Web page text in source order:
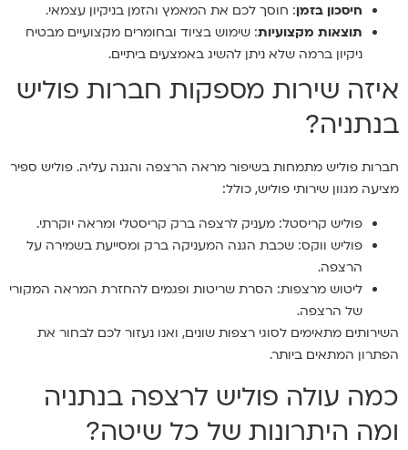
חיסכון בזמן: חוסך לכם את המאמץ והזמן בניקיון עצמאי.
תוצאות מקצועיות: שימוש בציוד ובחומרים מקצועיים מבטיח
ניקיון ברמה שלא ניתן להשיג באמצעים ביתיים.
איזה שירות מספקות חברות פוליש
בנתניה?
חברות פוליש מתמחות בשיפור מראה הרצפה והגנה עליה. פוליש ספיר
מציעה מגוון שירותי פוליש, כולל:
פוליש קריסטל: מעניק לרצפה ברק קריסטלי ומראה יוקרתי.
פוליש ווקס: שכבת הגנה המעניקה ברק ומסייעת בשמירה על
הרצפה.
ליטוש מרצפות: הסרת שריטות ופגמים להחזרת המראה המקורי
של הרצפה.
השירותים מתאימים לסוגי רצפות שונים, ואנו נעזור לכם לבחור את
הפתרון המתאים ביותר.
כמה עולה פוליש לרצפה בנתניה
ומה היתרונות של כל שיטה?